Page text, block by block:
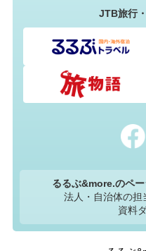
JTB旅行
るるぶ&more.のペ
法人・自治体の担
資料